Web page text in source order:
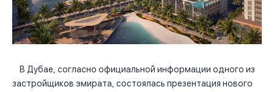
В Дубае, согласно официальной информации одного из
застройщиков эмирата, состоялась презентация нового